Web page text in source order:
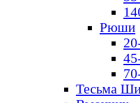
Рюши
Тесьма